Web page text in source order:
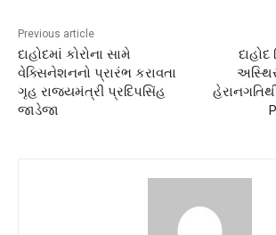
Previous article
દાહોદમાં કોરોના સામે
વેક્સિનેશનનો પ્રારંભ કરાવતા
ગૃહ રાજયમંત્રી પ્રદિપસિંહ
જાડેજા
દાહોદ